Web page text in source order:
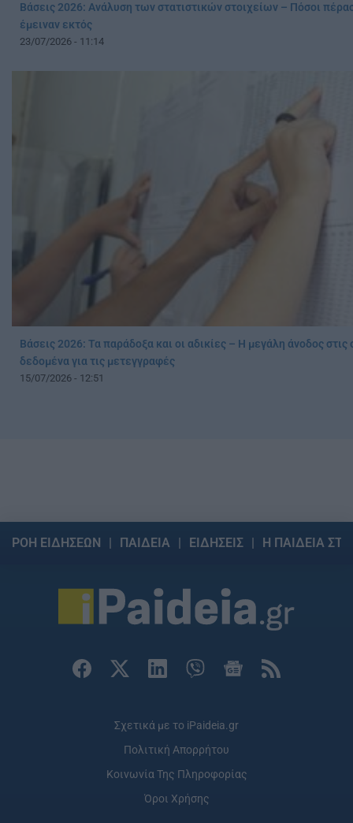
Βάσεις 2026: Ανάλυση των στατιστικών στοιχείων – Πόσοι
έμειναν εκτός
23/07/2026 - 11:14
Βάσεις 2026: Τα παράδοξα και οι αδικίες – Η μεγάλη άνοδος στις
δεδομένα για τις μετεγγραφές
15/07/2026 - 12:51
ΡΟΗ ΕΙΔΗΣΕΩΝ ΠΑΙΔΕΙΑ ΕΙΔΗΣΕΙΣ Η ΠΑΙΔΕΙΑ
Σχετικά με το iPaideia.gr
Πολιτική Απορρήτου
Κοινωνία Της Πληροφορίας
Όροι Χρήσης